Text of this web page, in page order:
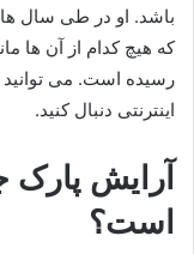
باشد. او در طی سال
که هیچ کدام از آن ها
رسیده است. می توانید
اینترنتی دنبال کنید.
آرایش
است؟